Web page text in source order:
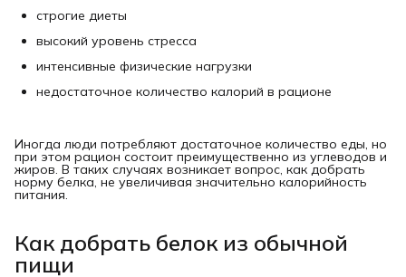
строгие диеты
высокий уровень стресса
интенсивные физические нагрузки
недостаточное количество калорий в рационе
Иногда люди потребляют достаточное количество еды, но
при этом рацион состоит преимущественно из углеводов и
жиров. В таких случаях возникает вопрос, как добрать
норму белка, не увеличивая значительно калорийность
питания.
Как добрать белок из обычной
пищи